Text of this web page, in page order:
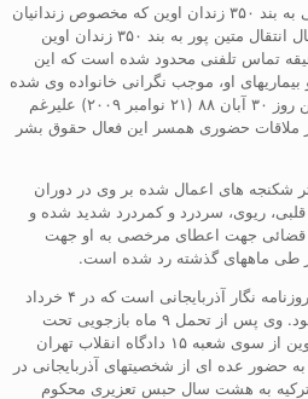
آذربایجانی را از اندرزگاه ۷ بند مالی به بند ۳۵۰ زندان اوین که مخصوص زندانیان
سیاسی است منتقل کرده اند. بدنبال انتقال متین پور به بند ۳۵۰ زندان اوین
تلفنی وی با منزل به ۵ دقیقه تماس تلفنی محدود شده است که این
او، موجب نگرانی خانواده وی شده
است. همچنین مسئولین زندان اوین روز ۳۰ آبان ۸۸ (۲۱ نوامبر ۲۰۰۹) علیرغم
ملاقات حضوری همسر این فعال حقوق بشر
شکنجه های اعمال شده بر وی در دوران
ریوی، سردرد و کمردرد شدید شده و
قضائی جهت اعطای مرخصی به او جهت
طی ماههای گذشته رد شده است.
سعید متین پور فعال حقوق بشر و روزنامه نگار آذربایجانی است که در ۴ خرداد
۸۶ (۲۵ می ۲۰۰۷) بازداشت شده بود. وی پس از تحمل ۹ ماه بازجویی تحت
شکنجه جسمی در بند ۲۰۹ زندان اوین از سوی شعبه ۱۵ دادگاه انقلاب تهران
حضور عده ای از شخصیتهای آذربایجانی در
به هشت سال حبس تعزیری محکوم